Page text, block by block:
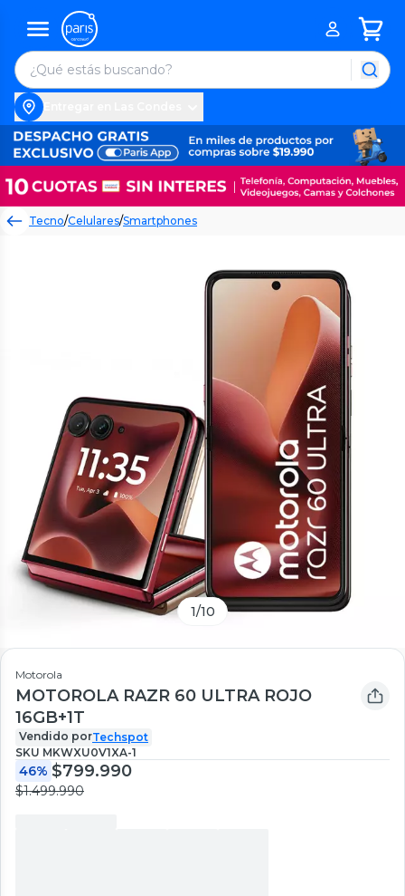
Tecno/Celulares/Smartphones
1/10
Motorola
MOTOROLA RAZR 60 ULTRA ROJO
16GB+1T
Vendido porTechspot
SKU MKWXU0V1XA-1
46% $799.990
$1.499.990